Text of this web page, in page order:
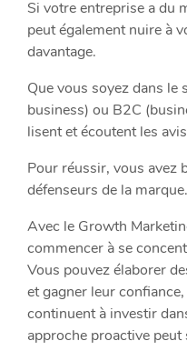
Si votre entreprise a du
peut également nuire à
davantage.
Que vous soyez dans
business) ou B2C
lisent et écoutent les
Pour réussir, vous avez
défenseurs de la marque.
Avec le Growth
commencer à se
Vous pouvez élaborer
et gagner leur
continuent à investir
approche proactive peut